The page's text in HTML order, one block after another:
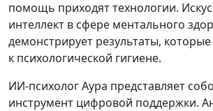
помощь приходят технологии.
интеллект в сфере ментального
демонстрирует результаты,
к психологической гигиене.
ИИ-психолог Аура представляет
инструмент цифровой поддержки.